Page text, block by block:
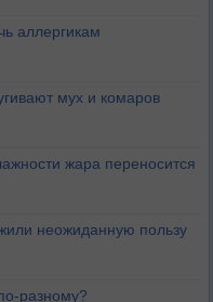
аллергикам
мух и комаров
жара переносится
неожиданную пользу
разному?